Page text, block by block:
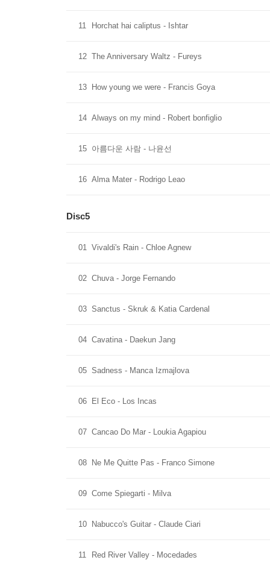
11 Horchat hai caliptus - Ishtar
12 The Anniversary Waltz - Fureys
13 How young we were - Francis Goya
14 Always on my mind - Robert bonfiglio
15 아름다운 사람 - 나윤선
16 Alma Mater - Rodrigo Leao
Disc5
01 Vivaldi's Rain - Chloe Agnew
02 Chuva - Jorge Fernando
03 Sanctus - Skruk & Katia Cardenal
04 Cavatina - Daekun Jang
05 Sadness - Manca Izmajlova
06 El Eco - Los Incas
07 Cancao Do Mar - Loukia Agapiou
08 Ne Me Quitte Pas - Franco Simone
09 Come Spiegarti - Milva
10 Nabucco's Guitar - Claude Ciari
11 Red River Valley - Mocedades